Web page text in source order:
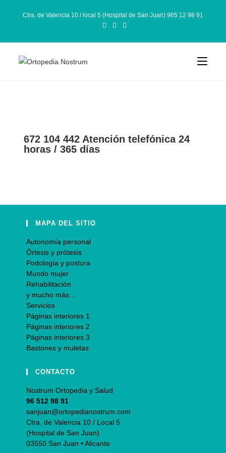
Ctra. de Valencia 10 / local 5 (Hospital de San Juan) 965 12 98 91
672 104 442 Atención telefónica 24
horas / 365 días
MAPA DEL SITIO
Autonomía personal
Órtesis y prótesis
Podología y postura
Mundo mujer
Rehabilitación
y mucho más…
Servicios
Páginas interiores 1
Páginas interiores 2
Páginas interiores 3
Bastones y muletas
CONTACTO
Nostrum Ortopedia y Salud
96 512 98 91
sanjuan@ortopedianostrum.com
Ctra. de Valencia 10 / Local 5
(Hospital de San Juan)
03550 San Juan • Alicante